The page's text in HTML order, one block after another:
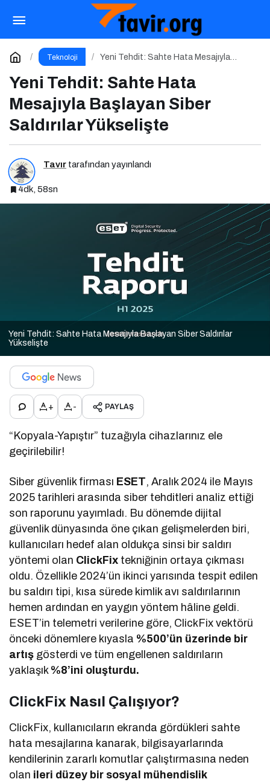
Teknoloji
Yeni Tehdit: Sahte Hata Mesajıyla
Yeni Tehdit: Sahte Hata
Mesajıyla Başlayan Siber
Saldırılar Yükselişte
Tavır tarafından yayınlandı
4dk, 58sn
Yeni Tehdit: Sahte Hata Mesajıyla Başlayan Siber Saldırılar
Yükselişte
+ - PAYLAŞ
“Kopyala-Yapıştır” tuzağıyla cihazlarınız ele
geçirilebilir!
Siber güvenlik firması ESET, Aralık 2024 ile Mayıs
2025 tarihleri arasında siber tehditleri analiz ettiği
son raporunu yayımladı. Bu dönemde dijital
güvenlik dünyasında öne çıkan gelişmelerden biri,
kullanıcıları hedef alan oldukça sinsi bir saldırı
yöntemi olan ClickFix tekniğinin ortaya çıkması
oldu. Özellikle 2024’ün ikinci yarısında tespit edilen
bu saldırı tipi, kısa sürede kimlik avı saldırılarının
hemen ardından en yaygın yöntem hâline geldi.
ESET’in telemetri verilerine göre, ClickFix vektörü
önceki dönemlere kıyasla %500’ün üzerinde bir
artış gösterdi ve tüm engellenen saldırıların
yaklaşık %8’ini oluşturdu.
ClickFix Nasıl Çalışıyor?
ClickFix, kullanıcıların ekranda gördükleri sahte
hata mesajlarına kanarak, bilgisayarlarında
kendilerinin zararlı komutlar çalıştırmasına neden
olan ileri düzey bir sosyal mühendislik
Tarihin En Büyük Şifre Sızıntısı
Yorum Yap